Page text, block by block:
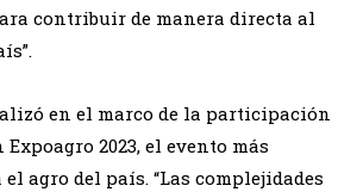
contribuir de manera directa al
en el marco de la participación
2023, el evento más
agro del país. “Las complejidades